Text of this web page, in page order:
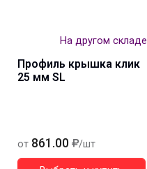
На другом складе
Профиль крышка клик
25 мм SL
от 861.00 /шт